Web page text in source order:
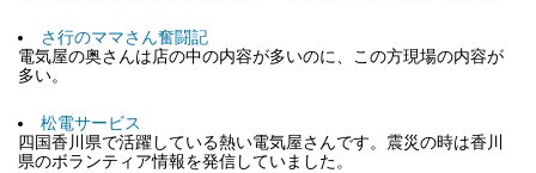
さ行のママさん奮闘記
電気屋の奥さんは店の中の内容が多いのに、この方現場の内容が
多い。
松電サービス
四国香川県で活躍している熱い電気屋さんです。震災の時は香川
県のボランティア情報を発信していました。